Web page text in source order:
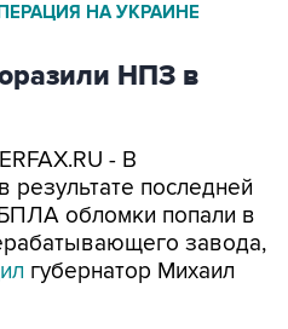
НА УКРАИНЕ
НПЗ в
- В
результате последней
обломки попали в
завода,
губернатор Михаил